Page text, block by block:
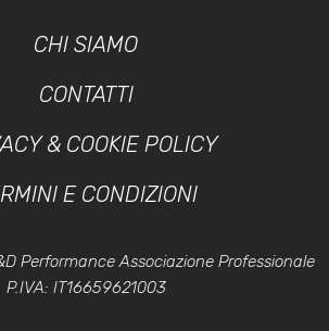
CHI SIAMO
CONTATTI
& COOKIE POLICY
E CONDIZIONI
Performance Associazione Professionale
P.IVA: IT16659621003